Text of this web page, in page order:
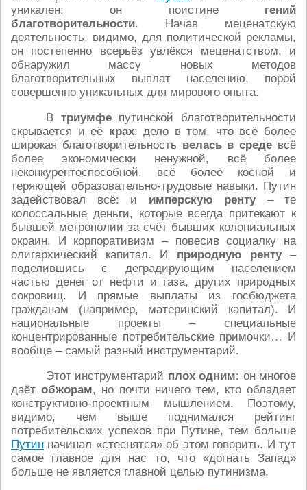
уникален: он поистине гений
благотворительности. Начав меценатскую
деятельность, видимо, для политической рекламы,
он постепенно всерьёз увлёкся меценатством, и
обнаружил массу новых методов
благотворительных выплат населению, порой
совершенно уникальных для мирового опыта.
В триумфепутинской благотворительности
скрывается и её крах: дело в том, что всё более
широкая благотворительность велась в среде всё
более экономически ненужной, всё более
неконкурентоспособной, всё более косной и
теряющей образовательно-трудовые навыки. Путин
задействовал всё: и имперскую ренту– те
колоссальные деньги, которые всегда притекают к
бывшей метрополии за счёт бывших колониальных
окраин. И корпоративизм – повесив социалку на
олигархический капитал. И природную ренту–
поделившись с деградирующим населением
частью денег от нефти и газа, других природных
сокровищ. И прямые выплаты из госбюджета
гражданам (например, материнский капитал). И
национальные проекты – специальные
концентрированные потребительские примочки… И
вообще – самый разный инструментарий.
Этот инструментарий плох одним: он многое
даёт обжорам, но почти ничего тем, кто обладает
конструктивно-проектным мышлением. Поэтому,
видимо, чем выше поднимался рейтинг
потребительских успехов при Путине, тем больше
Путин начинал «стеснятся» об этом говорить. И тут
самое главное для нас то, что «догнать Запад»
больше не является главной целью путинизма.